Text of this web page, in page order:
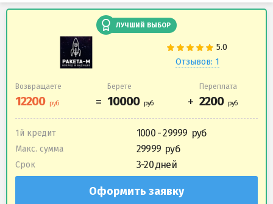
ЛУЧШИЙ ВЫБОР
Отзывов: 1
Возвращаете Берете Переплата
1й кредит 1000 - 29999
Макс. сумма 29999
Срок 3-20 дней
Оформить заявку